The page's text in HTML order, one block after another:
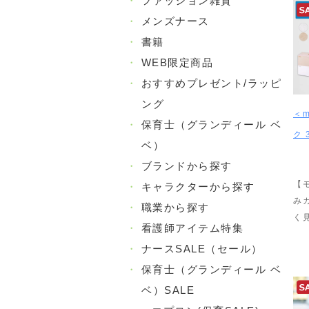
・
メンズナース
・
書籍
・
WEB限定商品
・
おすすめプレゼント/ラッピ
ング
・
保育士（グランディール ベ
ベ）
・
ブランドから探す
・
キャラクターから探す
・
職業から探す
・
看護師アイテム特集
・
ナースSALE（セール）
・
保育士（グランディール ベ
ベ）SALE
＜
ク
【
み
く